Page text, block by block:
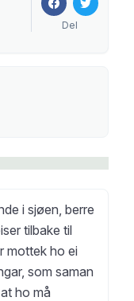
Del
i sjøen, berre
tilbake til
mottek ho ei
som saman
ho må